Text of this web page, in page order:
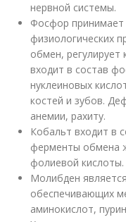
нервной системы.
Фосфор принимает
физиологических
обмен,
входит в состав
нуклеиновых
костей и зубов.
анемии, рахиту.
Кобальт входит в
ферменты обмена
фолиевой кислоты.
Молибден
обеспечивающих
аминокислот,